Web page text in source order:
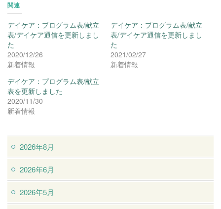
関連
デイケア：プログラム表/献立
表/デイケア通信を更新しまし
た
2020/12/26
新着情報
デイケア：プログラム表/献立
表/デイケア通信を更新しまし
た
2021/02/27
新着情報
デイケア：プログラム表/献立
表を更新しました
2020/11/30
新着情報
2026年8月
2026年6月
2026年5月